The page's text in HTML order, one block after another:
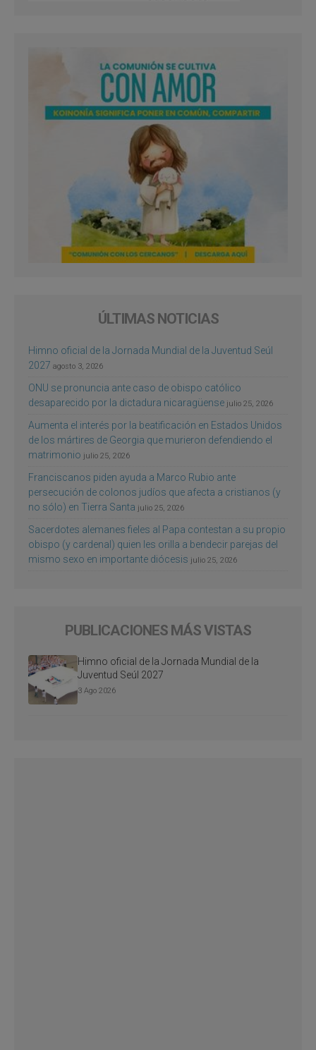
ÚLTIMAS NOTICIAS
Himno oficial de la Jornada Mundial de la Juventud Seúl
2027 agosto 3, 2026
ONU se pronuncia ante caso de obispo católico
desaparecido por la dictadura nicaragüense julio 25, 2026
Aumenta el interés por la beatificación en Estados Unidos
de los mártires de Georgia que murieron defendiendo el
matrimonio julio 25, 2026
Franciscanos piden ayuda a Marco Rubio ante
persecución de colonos judíos que afecta a cristianos (y
no sólo) en Tierra Santa julio 25, 2026
Sacerdotes alemanes fieles al Papa contestan a su propio
obispo (y cardenal) quien les orilla a bendecir parejas del
mismo sexo en importante diócesis julio 25, 2026
PUBLICACIONES MÁS VISTAS
Himno oficial de la Jornada Mundial de la
Juventud Seúl 2027
3 Ago 2026